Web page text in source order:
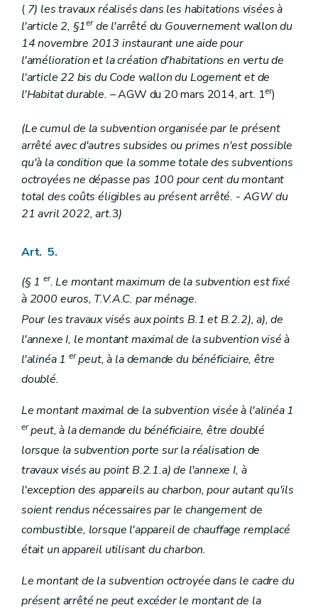
( 7) les travaux réalisés dans les habitations visées à
l'article 2, §1erde l'arrêté du Gouvernement wallon du
14 novembre 2013 instaurant une aide pour
l'amélioration et la création d'habitations en vertu de
l'article 22 bis du Code wallon du Logement et de
l'Habitat durable. – AGW du 20 mars 2014, art. 1er)
(Le cumul de la subvention organisée par le présent
arrêté avec d'autres subsides ou primes n'est possible
qu'à la condition que la somme totale des subventions
octroyées ne dépasse pas 100 pour cent du montant
total des coûts éligibles au présent arrêté. - AGW du
21 avril 2022, art.3)
Art. 5.
(§ 1er. Le montant maximum de la subvention est fixé
à 2000 euros, T.V.A.C. par ménage.
Pour les travaux visés aux points B.1 et B.2.2), a), de
l'annexe I, le montant maximal de la subvention visé à
l'alinéa 1erpeut, à la demande du bénéficiaire, être
doublé.
Le montant maximal de la subvention visée à l'alinéa 1
erpeut, à la demande du bénéficiaire, être doublé
lorsque la subvention porte sur la réalisation de
travaux visés au point B.2.1.a) de l'annexe I, à
l'exception des appareils au charbon, pour autant qu'ils
soient rendus nécessaires par le changement de
combustible, lorsque l'appareil de chauffage remplacé
était un appareil utilisant du charbon.
Le montant de la subvention octroyée dans le cadre du
présent arrêté ne peut excéder le montant de la